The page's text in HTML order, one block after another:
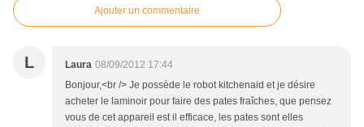
Ajouter un commentaire
L Laura 08/09/2012 17:44
Bonjour,<br /> Je possède le robot kitchenaid et je désire
acheter le laminoir pour faire des pates fraîches, que pensez
vous de cet appareil est il efficace, les pates sont elles